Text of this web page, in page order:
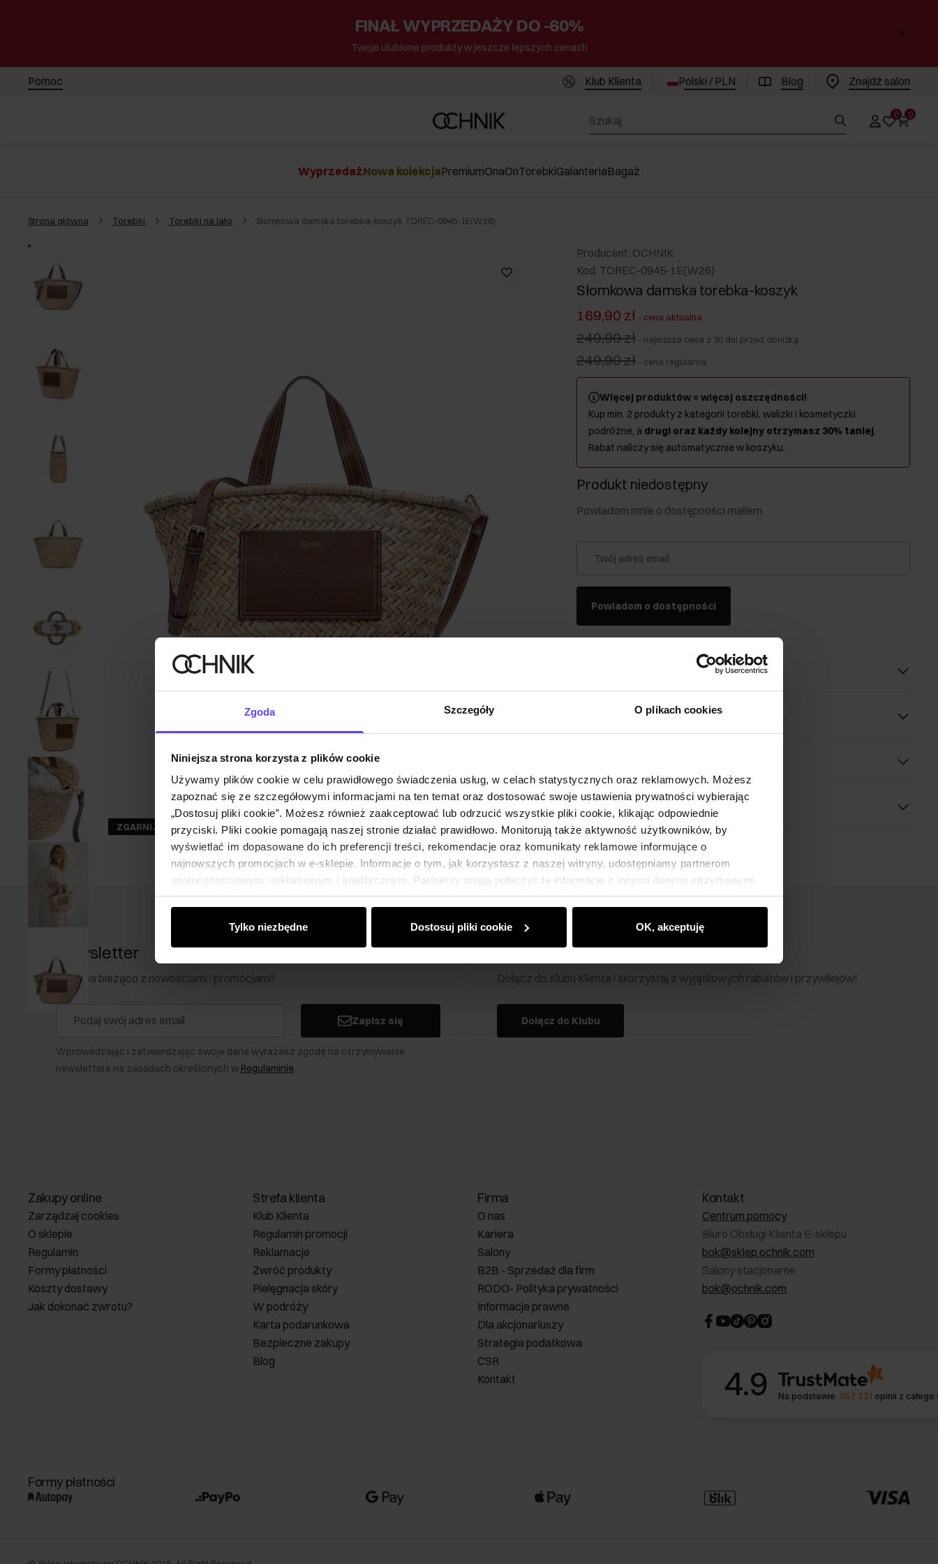
Zgoda Szczegóły O plikach cookies
Niniejsza strona korzysta z plików cookie
Używamy plików cookie w celu prawidłowego świadczenia usług, w celach statystycznych oraz reklamowych. Możesz
zapoznać się ze szczegółowymi informacjami na ten temat oraz dostosować swoje ustawienia prywatności wybierając
„Dostosuj pliki cookie”. Możesz również zaakceptować lub odrzucić wszystkie pliki cookie, klikając odpowiednie
przyciski. Pliki cookie pomagają naszej stronie działać prawidłowo. Monitorują także aktywność użytkowników, by
wyświetlać im dopasowane do ich preferencji treści, rekomendacje oraz komunikaty reklamowe informujące o
najnowszych promocjach w e-sklepie. Informacje o tym, jak korzystasz z naszej witryny, udostępniamy partnerom
społecznościowym, reklamowym i analitycznym. Partnerzy mogą połączyć te informacje z innymi danymi otrzymanymi
od Ciebie lub uzyskanymi podczas korzystania z ich usług.
Tylko niezbędne Dostosuj pliki cookie OK, akceptuję
FINAŁ WYPRZEDAŻY DO -60%
Twoje ulubione produkty w jeszcze lepszych cenach
Pomoc Klub Klienta Polski / PLN Blog Znajdż salon
0 0
WyprzedażNowa kolekcjaPremiumOnaOnTorebkiGalanteriaBagaż
Strona główna Torebki Torebki na lato Słomkowa damska torebka-koszyk TOREC-0945-1E(W26)
ZGARNIJ -30%
Producent: OCHNIK
Kod: TOREC-0945-1E(W26)
Słomkowa damska torebka-koszyk
169,90 zł - cena aktualna
249,90 zł - najniższa cena z 30 dni przed obniżką
249,90 zł - cena regularna
Więcej produktów = więcej oszczędności!
Kup min. 2 produkty z kategorii torebki, walizki i kosmetyczki
podróżne, a drugi oraz każdy kolejny otrzymasz 30% taniej.
Rabat naliczy się automatycznie w koszyku.
Produkt niedostępny
Powiadom mnie o dostępności mailem.
Twój adres email
Powiadom o dostępności
Szczegóły
Opinie
Newsletter
Bądź na bieżąco z nowościami i promocjami!
Zapisz się
Wprowadzając i zatwierdzając swoje dane wyrażasz zgodę na otrzymywanie
newslettera na zasadach określonych w Regulaminie.
Klub Klienta Ochnik
Dołącz do Klubu Klienta i skorzystaj z wyjątkowych rabatów i przywilejów!
Dołącz do Klubu
Zakupy online
Zarządzaj cookies
O sklepie
Regulamin
Formy płatności
Koszty dostawy
Jak dokonać zwrotu?
Strefa klienta
Klub Klienta
Regulamin promocji
Reklamacje
Zwróć produkty
Pielęgnacja skóry
W podróży
Karta podarunkowa
Bezpieczne zakupy
Blog
Firma
O nas
Kariera
Salony
B2B - Sprzedaż dla firm
RODO- Polityka prywatności
Informacje prawne
Dla akcjonariuszy
Strategia podatkowa
CSR
Kontakt
Kontakt
Centrum pomocy
Biuro Obsługi Klienta E-sklepu
bok@sklep.ochnik.com
Salony stacjonarne
bok@ochnik.com
4.9 Na podstawie 357 231 opinii z
Formy płatności